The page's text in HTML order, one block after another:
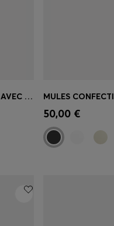
MULES CONFECTIONNÉES EN ITALIE AVEC GRAND LOGO
Achat rapide
taille)
50,00 €